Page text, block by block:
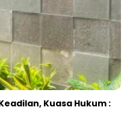
Kuasa Hukum :